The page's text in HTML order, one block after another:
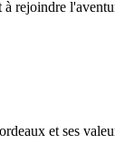
rejoindre
et ses